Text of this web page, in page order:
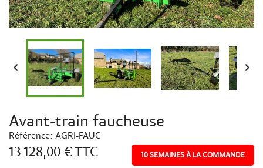
 
Avant-train faucheuse
Référence: AGRI-FAUC
13 128,00 €TTC 10 SEMAINES À LA COMMANDE